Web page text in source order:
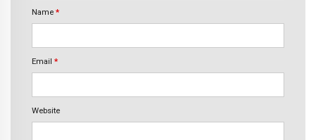
Name *
Email *
Website